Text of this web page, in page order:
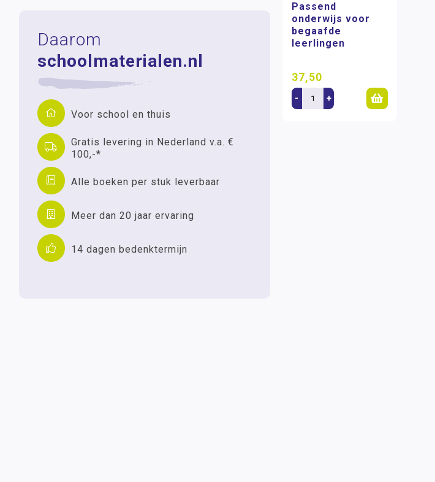
Daarom
schoolmaterialen.nl
Voor school en thuis
Gratis levering in Nederland v.a. €
100,-*
Alle boeken per stuk leverbaar
Meer dan 20 jaar ervaring
14 dagen bedenktermijn
Passend
onderwijs voor
begaafde
leerlingen
37,50
- +